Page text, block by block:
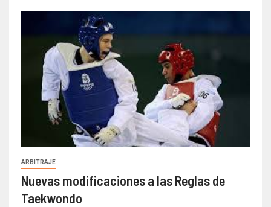
ARBITRAJE
Nuevas modificaciones a las Reglas de
Taekwondo